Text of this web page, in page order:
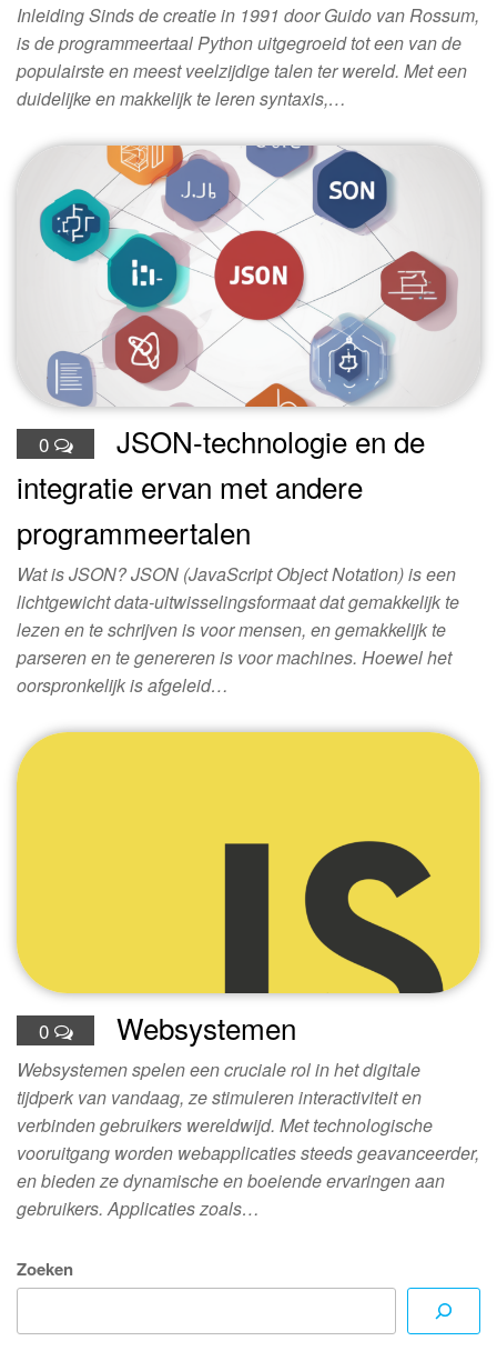
Inleiding Sinds de creatie in 1991 door Guido van Rossum,
is de programmeertaal Python uitgegroeid tot een van de
populairste en meest veelzijdige talen ter wereld. Met een
duidelijke en makkelijk te leren syntaxis,…
0
JSON-technologie en de
integratie ervan met andere
programmeertalen
Wat is JSON? JSON (JavaScript Object Notation) is een
lichtgewicht data-uitwisselingsformaat dat gemakkelijk te
lezen en te schrijven is voor mensen, en gemakkelijk te
parseren en te genereren is voor machines. Hoewel het
oorspronkelijk is afgeleid…
0 Websystemen
Websystemen spelen een cruciale rol in het digitale
tijdperk van vandaag, ze stimuleren interactiviteit en
verbinden gebruikers wereldwijd. Met technologische
vooruitgang worden webapplicaties steeds geavanceerder,
en bieden ze dynamische en boeiende ervaringen aan
gebruikers. Applicaties zoals…
Zoeken